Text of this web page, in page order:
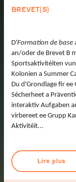
BREVET(S)
D'Formation de base
an/oder de Brevet B
Sportsaktivitéiten
Kolonien a Summer
Du d'Grondlage fir ee
Sécherheet a
interaktiv Aufgaben
virbereet ee Grupp
Aktivitéit...
Lire plus